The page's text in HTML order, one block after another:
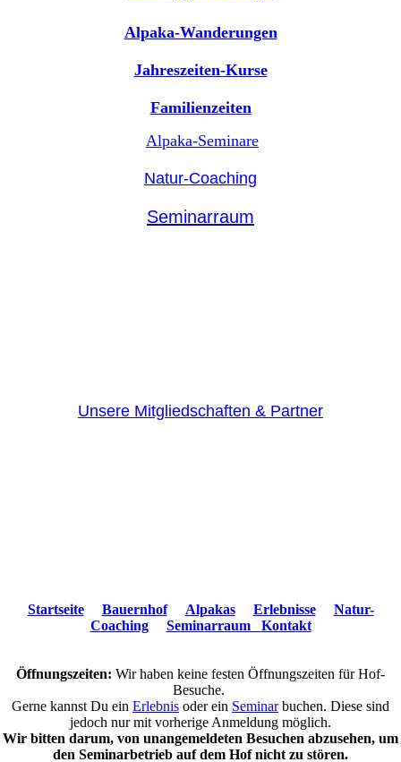
Alpaka-Wanderungen
Jahreszeiten-Kurse
Familienzeiten
Alpaka-Seminare
Natur-Coaching
Seminarraum
Unsere Mitgliedschaften & Partner
Startseite Bauernhof Alpakas Erlebnisse
Natur-
Coaching
Seminarraum Kontakt
Öffnungszeiten: Wir haben keine festen Öffnungszeiten für Hof-
Besuche.
Gerne kannst Du ein Erlebnis oder ein Seminarbuchen. Diese sind
jedoch nur mit vorherige Anmeldung möglich.
Wir bitten darum, von unangemeldeten Besuchen abzusehen, um
den Seminarbetrieb auf dem Hof nicht zu stören.